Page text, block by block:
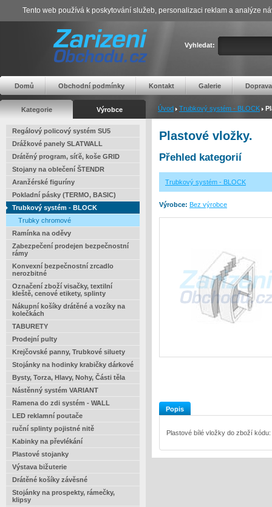
Vyhledat:
Domů Obchodní podmínky Kontakt Galerie Doprava
Kategorie Výrobce Úvod Trubkový systém - BLOCK
Regálový policový systém SU5
Drážkové panely SLATWALL
Drátěný program, síťě, koše GRID
Stojany na oblečení ŠTENDR
Aranžérské figuríny
Pokladní pásky (TERMO, BASIC)
Trubkový systém - BLOCK
Trubky chromové
Ramínka na oděvy
Zabezpečení prodejen bezpečnostní
rámy
Konvexní bezpečnostní zrcadlo
nerozbitné
Označení zboží visačky, textilní
kleště, cenové etikety, splinty
Nákupní košíky drátěné a vozíky na
kolečkách
TABURETY
Prodejní pulty
Krejčovské panny, Trubkové siluety
Stojánky na hodinky krabičky dárkové
Bysty, Torza, Hlavy, Nohy, Části těla
Nástěnný systém VARIANT
Ramena do zdi systém - WALL
LED reklamní poutače
ruční splinty pojistné nitě
Kabinky na převlékání
Plastové stojanky
Výstava bižuterie
Drátěné košíky závěsné
Stojánky na prospekty, rámečky,
klipsy
Plastové vložky.
Přehled kategorií
Trubkový systém - BLOCK
Výrobce: Bez výrobce
Popis
Plastové bílé vložky do zboží
Tento web používá k poskytování služeb, personalizaci reklam a analýze